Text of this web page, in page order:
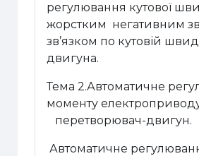
регулювання кутової
жорстким негативним
зв’язком по кутовій
двигуна.
Тема 2.Автоматичне
моменту
перетворювач-двигун.
Автоматичне